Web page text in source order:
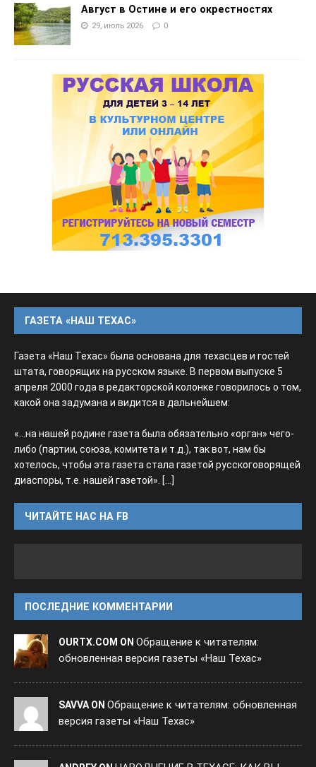
Август в Остине и его окрестностях
29, июль 2026 0
ГАЗЕТА «НАШ ТЕХАС»
Газета «Наш Техас» была основана для техасцев и гостей
штата, говорящих на русском языке. В первом выпуске 5
апреля 2000 года в редакторской колонке говорилось о том,
какой она задумана и видится в дальнейшем:
«...на нашей родине газета была обязательно «орган» чего-
либо (партии, союза, комитета и т.д.), так вот, нам бы
хотелось, чтобы эта газета стала газетой русскоговорящей
диаспоры, т.е. нашей газетой». [...]
ЧИТАЙТЕ НАС НА FB
ПОСЛЕДНИЕ КОММЕНТАРИИ
OURTX.COM ON Обращение к читателям:
обновленная версия газеты «Наш Техас»
SAVVA ON Обращение к читателям: обновленная
версия газеты «Наш Техас»